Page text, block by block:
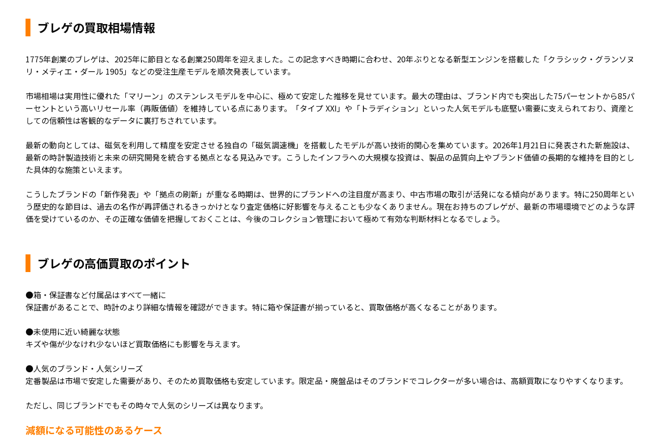
ブレゲの買取相場情報
1775年創業のブレゲは、2025年に節目となる創業250周年を迎えました。この記念すべき時期に合わせ、20年ぶりとなる新型エンジンを搭載した「クラシック・グランソヌ
リ・メティエ・ダール 1905」などの受注生産モデルを順次発表しています。
市場相場は実用性に優れた「マリーン」のステンレスモデルを中心に、極めて安定した推移を見せています。最大の理由は、ブランド内でも突出した75パーセントから85パ
ーセントという高いリセール率（再販価値）を維持している点にあります。「タイプ XXI」や「トラディション」といった人気モデルも底堅い需要に支えられており、資産と
しての信頼性は客観的なデータに裏打ちされています。
最新の動向としては、磁気を利用して精度を安定させる独自の「磁気調速機」を搭載したモデルが高い技術的関心を集めています。2026年1月21日に発表された新施設は、
最新の時計製造技術と未来の研究開発を統合する拠点となる見込みです。こうしたインフラへの大規模な投資は、製品の品質向上やブランド価値の長期的な維持を目的とし
た具体的な施策といえます。
こうしたブランドの「新作発表」や「拠点の刷新」が重なる時期は、世界的にブランドへの注目度が高まり、中古市場の取引が活発になる傾向があります。特に250周年とい
う歴史的な節目は、過去の名作が再評価されるきっかけとなり査定価格に好影響を与えることも少なくありません。現在お持ちのブレゲが、最新の市場環境でどのような評
価を受けているのか、その正確な価値を把握しておくことは、今後のコレクション管理において極めて有効な判断材料となるでしょう。
ブレゲの高価買取のポイント
●箱・保証書など付属品はすべて一緒に
保証書があることで、時計のより詳細な情報を確認ができます。特に箱や保証書が揃っていると、買取価格が高くなることがあります。
●未使用に近い綺麗な状態
キズや傷が少なけれ少ないほど買取価格にも影響を与えます。
●人気のブランド・人気シリーズ
定番製品は市場で安定した需要があり、そのため買取価格も安定しています。限定品・廃盤品はそのブランドでコレクターが多い場合は、高額買取になりやすくなります。
ただし、同じブランドでもその時々で人気のシリーズは異なります。
減額になる可能性のあるケース